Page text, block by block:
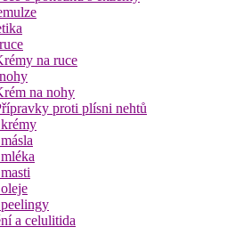
na ruce
na nohy
proti plísni nehtů
a celulitida